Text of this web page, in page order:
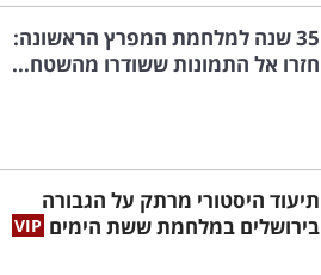
35 שנה למלחמת המפרץ הראשונה:
חזרו אל התמונות ששודרו מהשטח...
תיעוד היסטורי מרתק על הגבורה
בירושלים במלחמת ששת הימים